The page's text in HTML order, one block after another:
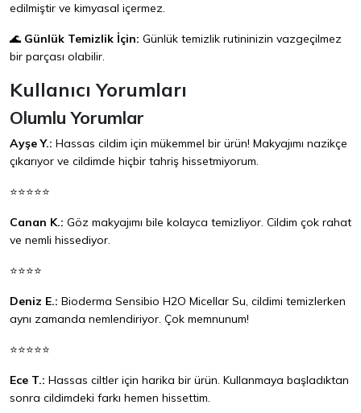
edilmiştir ve kimyasal içermez.
🌊 Günlük Temizlik İçin: Günlük temizlik rutininizin vazgeçilmez
bir parçası olabilir.
Kullanıcı Yorumları
Olumlu Yorumlar
Ayşe Y.: Hassas cildim için mükemmel bir ürün! Makyajımı nazikçe
çıkarıyor ve cildimde hiçbir tahriş hissetmiyorum.
⭐⭐⭐⭐⭐
Canan K.: Göz makyajımı bile kolayca temizliyor. Cildim çok rahat
ve nemli hissediyor.
⭐⭐⭐⭐
Deniz E.: Bioderma Sensibio H2O Micellar Su, cildimi temizlerken
aynı zamanda nemlendiriyor. Çok memnunum!
⭐⭐⭐⭐⭐
Ece T.: Hassas ciltler için harika bir ürün. Kullanmaya başladıktan
sonra cildimdeki farkı hemen hissettim.